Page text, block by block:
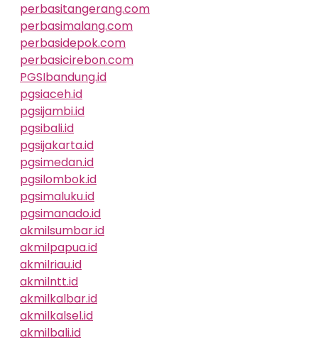
perbasitangerang.com
perbasimalang.com
perbasidepok.com
perbasicirebon.com
PGSIbandung.id
pgsiaceh.id
pgsijambi.id
pgsibali.id
pgsijakarta.id
pgsimedan.id
pgsilombok.id
pgsimaluku.id
pgsimanado.id
akmilsumbar.id
akmilpapua.id
akmilriau.id
akmilntt.id
akmilkalbar.id
akmilkalsel.id
akmilbali.id